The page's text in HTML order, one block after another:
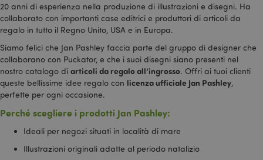
20 anni di esperienza nella produzione di illustrazioni e disegni. Ha
collaborato con importanti case editrici e produttori di articoli da
regalo in tutto il Regno Unito, USA e in Europa.
Siamo felici che Jan Pashley faccia parte del gruppo di designer che
collaborano con Puckator, e che i suoi disegni siano presenti nel
nostro catalogo di articoli da regalo all’ingrosso. Offri ai tuoi clienti
queste bellissime idee regalo con licenza ufficiale Jan Pashley,
perfette per ogni occasione.
Perché scegliere i prodotti Jan Pashley:
Ideali per negozi situati in località di mare
Illustrazioni originali adatte al periodo natalizio
section_data_ids
Adobe Inc.
www.puckator.it